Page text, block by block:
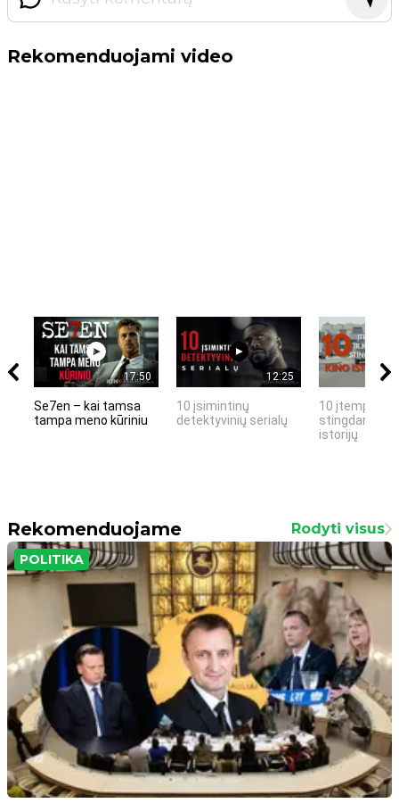
Rekomenduojami video
17:50
Se7en – kai tamsa
tampa meno kūriniu
12:25
10 įsimintinų
detektyvinių serialų
10 įtemptų,
stingdančių
istorijų
Rekomenduojame Rodyti visus
POLITIKA